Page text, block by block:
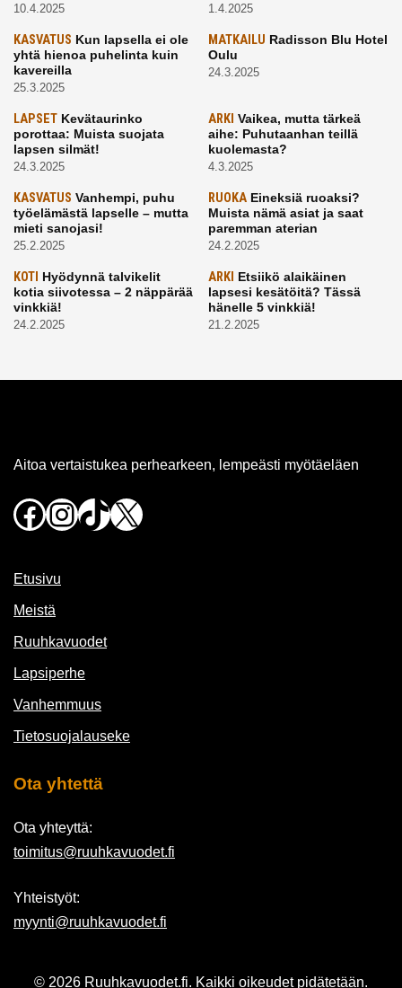
10.4.2025 1.4.2025
KASVATUS Kun lapsella ei ole
yhtä hienoa puhelinta kuin
kavereilla
25.3.2025
MATKAILU Radisson Blu Hotel
Oulu
24.3.2025
LAPSET Kevätaurinko
porottaa: Muista suojata
lapsen silmät!
24.3.2025
ARKI Vaikea, mutta tärkeä
aihe: Puhutaanhan teillä
kuolemasta?
4.3.2025
KASVATUS Vanhempi, puhu
työelämästä lapselle – mutta
mieti sanojasi!
25.2.2025
RUOKAEineksiä ruoaksi?
Muista nämä asiat ja saat
paremman aterian
24.2.2025
KOTI Hyödynnä talvikelit
kotia siivotessa – 2 näppärää
vinkkiä!
24.2.2025
ARKI Etsiikö alaikäinen
lapsesi kesätöitä? Tässä
hänelle 5 vinkkiä!
21.2.2025
Aitoa vertaistukea perhearkeen, lempeästi myötäeläen
Facebook
Instagram
TikTok
X
Etusivu
Meistä
Ruuhkavuodet
Lapsiperhe
Vanhemmuus
Tietosuojalauseke
Ota yhtettä
Ota yhteyttä:
toimitus@ruuhkavuodet.fi
Yhteistyöt:
myynti@ruuhkavuodet.fi
© 2026 Ruuhkavuodet.fi. Kaikki oikeudet pidätetään.